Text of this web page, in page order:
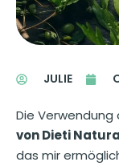
JULIE
Die Verwendung
von Dieti Natura
das mir